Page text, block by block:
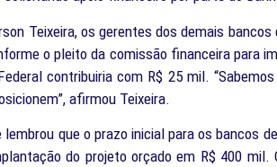
Teixeira, os gerentes dos demais
o pleito da comissão financeira para
contribuiria com R$ 25 mil.
afirmou Teixeira.
que o prazo inicial para os bancos
do projeto orçado em R$ 400